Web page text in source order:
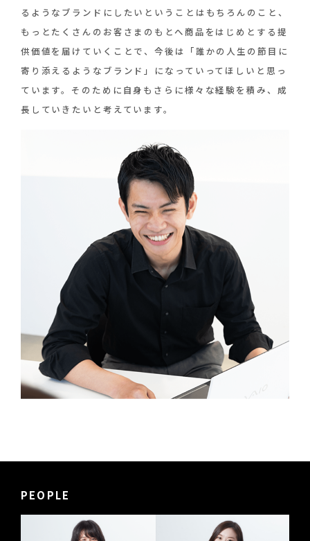
るようなブランドにしたいということはもちろんのこと、
もっとたくさんのお客さまのもとへ商品をはじめとする提
供価値を届けていくことで、今後は「誰かの人生の節目に
寄り添えるようなブランド」になっていってほしいと思っ
ています。そのために自身もさらに様々な経験を積み、成
長していきたいと考えています。
PEOPLE